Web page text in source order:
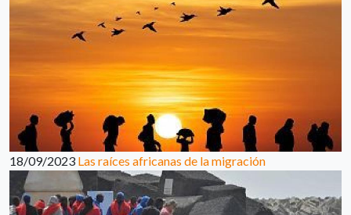
18/09/2023 Las raíces africanas de la migración